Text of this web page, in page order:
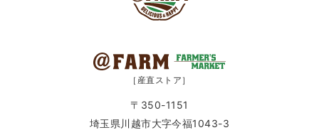
［産直ストア］
〒350-1151
埼玉県川越市大字今福1043-3